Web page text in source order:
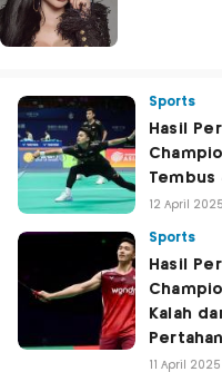
Sports
Hasil
Tembus
12 April
Sports
Hasil
Kalah
11 April 2025